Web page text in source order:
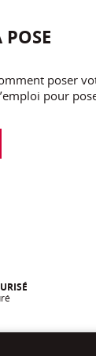
POSE
poser
pour